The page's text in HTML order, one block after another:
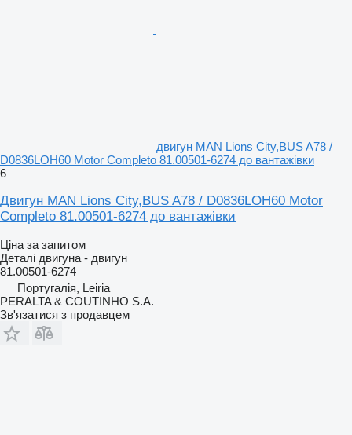
двигун MAN Lions City,BUS A78 /
D0836LOH60 Motor Completo 81.00501-6274 до вантажівки
6
Двигун MAN Lions City,BUS A78 / D0836LOH60 Motor
Completo 81.00501-6274 до вантажівки
Ціна за запитом
Деталі двигуна - двигун
81.00501-6274
Португалія, Leiria
PERALTA & COUTINHO S.A.
Зв'язатися з продавцем